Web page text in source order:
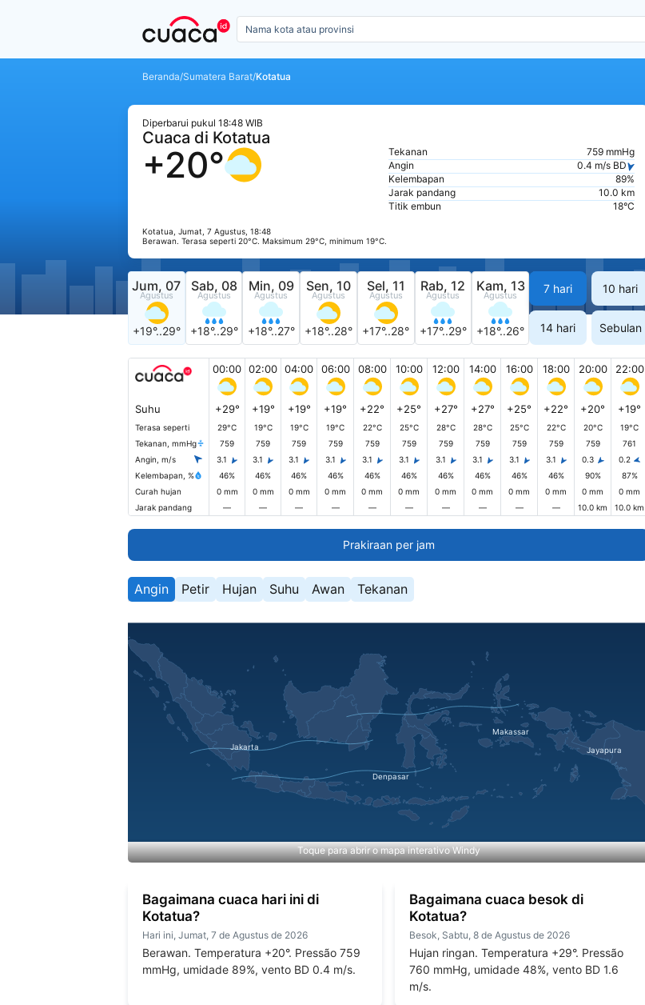
Beranda/Sumatera Barat/Kotatua
Diperbarui pukul 18:48 WIB
Cuaca di Kotatua
+20°
Kotatua, Jumat, 7 Agustus, 18:48
Berawan. Terasa seperti 20°C. Maksimum 29°C, minimum 19°C.
Tekanan
759 mmHg
Angin
0.4 m/s BD
Kelembapan
89%
Jarak pandang
10.0 km
Titik embun
18°C
Jum, 07
Agustus
+19°..29°
Sab, 08
Agustus
+18°..29°
Min, 09
Agustus
+18°..27°
Sen, 10
Agustus
+18°..28°
Sel, 11
Agustus
+17°..28°
Rab, 12
Agustus
+17°..29°
Kam, 13
Agustus
+18°..26°
7 hari 10 hari
14 hari Sebulan
00:00 02:00 04:00 06:00 08:00 10:00 12:00 14:00 16:00 18:00 20:00 22:00
Suhu +29° +19° +19° +19° +22° +25° +27° +27° +25° +22° +20° +19°
Terasa seperti 29°C 19°C 19°C 19°C 22°C 25°C 28°C 28°C 25°C 22°C 20°C
19°C
Tekanan, mmHg
759 759 759 759 759 759 759 759 759 759 759
761
Angin, m/s
3.1 3.1 3.1 3.1 3.1 3.1 3.1 3.1 3.1 3.1 0.3
0.2
Kelembapan, %
46% 46% 46% 46% 46% 46% 46% 46% 46% 46% 90%
87%
Curah hujan
0 mm 0 mm 0 mm 0 mm 0 mm 0 mm 0 mm 0 mm 0 mm 0 mm 0 mm
0 mm
Jarak pandang
— — — — — — — — — — 10.0 km 10.0 km
Prakiraan per jam
Angin Petir Hujan Suhu Awan Tekanan
Toque para abrir o mapa interativo Windy
Bagaimana cuaca hari ini di
Kotatua?
Hari ini, Jumat, 7 de Agustus de 2026
Berawan. Temperatura +20°. Pressão 759
mmHg, umidade 89%, vento BD 0.4 m/s.
Bagaimana cuaca besok di
Kotatua?
Besok, Sabtu, 8 de Agustus de 2026
Hujan ringan. Temperatura +29°. Pressão
760 mmHg, umidade 48%, vento BD 1.6
m/s.